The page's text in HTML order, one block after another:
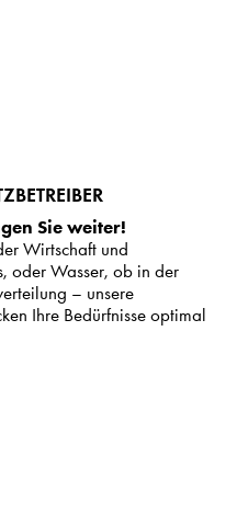
Sie weiter!
Wirtschaft und
oder Wasser, ob in der
– unsere
Ihre Bedürfnisse optimal